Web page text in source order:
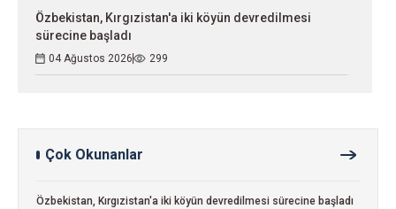
Özbekistan, Kırgızistan'a iki köyün devredilmesi
sürecine başladı
04 Ağustos 2026 299
Çok Okunanlar
Özbekistan, Kırgızistan'a iki köyün devredilmesi sürecine başladı